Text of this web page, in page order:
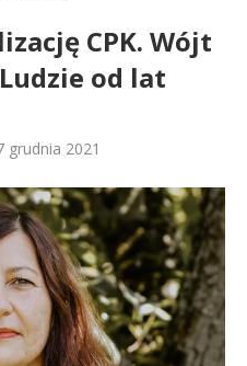
CPK. Wójt
od lat
grudnia 2021